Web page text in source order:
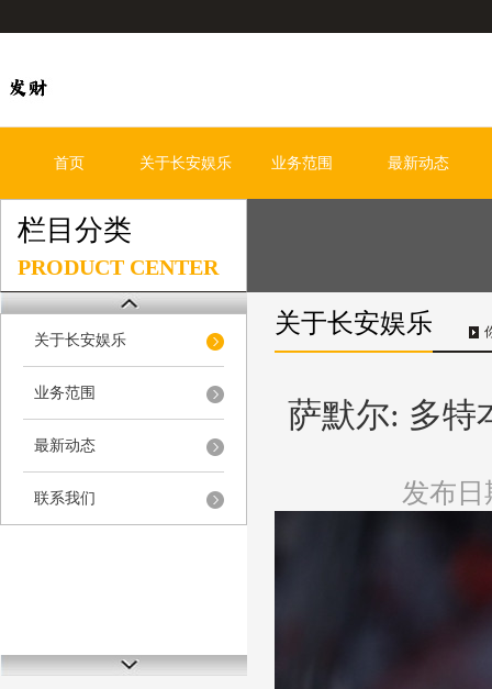
首页 关于长安娱乐 业务范围 最新动态
栏目分类
PRODUCT CENTER
关于长安娱乐
业务范围
最新动态
联系我们
关于长安娱乐
萨默尔: 多特
发布日